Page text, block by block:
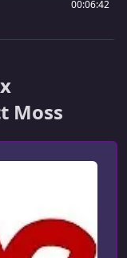
00:06:42
00:09:23
Moss